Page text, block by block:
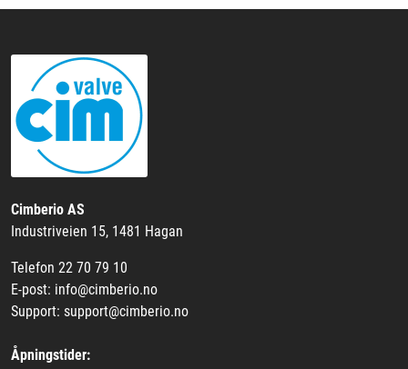
Cimberio AS
Industriveien 15, 1481 Hagan
Telefon 22 70 79 10
E-post: info@cimberio.no
Support: support@cimberio.no
Åpningstider: